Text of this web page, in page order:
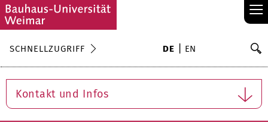
≡
SCHNELLZUGRIFF DE EN
Kontakt und Infos